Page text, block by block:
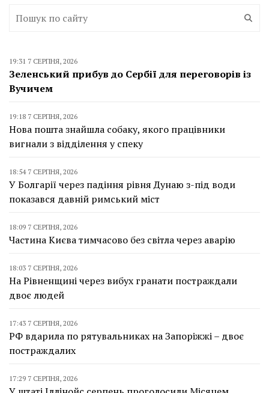
19:31 7 СЕРПНЯ, 2026
Зеленський прибув до Сербії для переговорів із
Вучичем
19:18 7 СЕРПНЯ, 2026
Нова пошта знайшла собаку, якого працівники
вигнали з відділення у спеку
18:54 7 СЕРПНЯ, 2026
У Болгарії через падіння рівня Дунаю з-під води
показався давній римський міст
18:09 7 СЕРПНЯ, 2026
Частина Києва тимчасово без світла через аварію
18:03 7 СЕРПНЯ, 2026
На Рівненщині через вибух гранати постраждали
двоє людей
17:43 7 СЕРПНЯ, 2026
РФ вдарила по рятувальниках на Запоріжжі – двоє
постраждалих
17:29 7 СЕРПНЯ, 2026